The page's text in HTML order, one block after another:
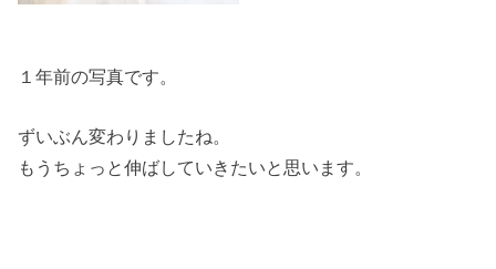
１年前の写真です。
ずいぶん変わりましたね。
もうちょっと伸ばしていきたいと思います。